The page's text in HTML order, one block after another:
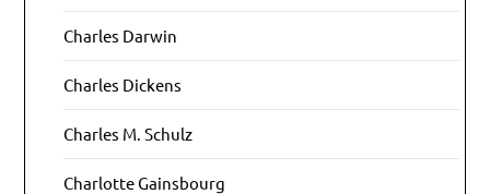
Charles Darwin
Charles Dickens
Charles M. Schulz
Charlotte Gainsbourg